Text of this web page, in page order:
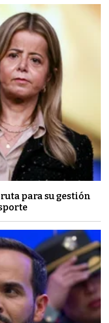
para su gestión